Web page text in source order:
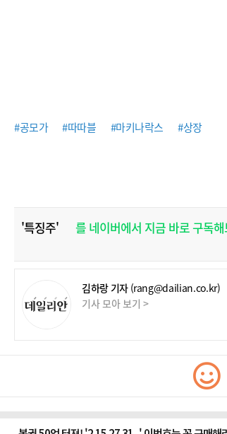
#공모가 #따따블 #마키나락스 #상장
'특징주' 를 네이버에서 지금 바로 구독
김하랑 기자 (rang@dailian.co.kr)
기사 모아 보기 >